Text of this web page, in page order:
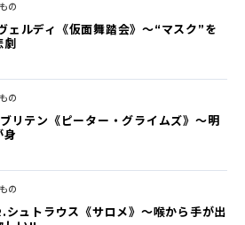
の
ェルディ《仮面舞踏会》〜“マスク”を
の
リテン《ピーター・グライムズ》〜明
身
の
ュトラウス《サロメ》〜喉から手が出